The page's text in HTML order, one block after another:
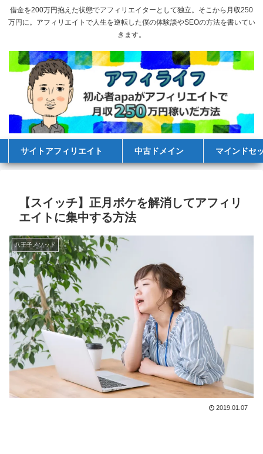
借金を200万円抱えた状態でアフィリエイターとして独立。そこから月収250
万円に。アフィリエイトで人生を逆転した僕の体験談やSEOの方法を書いてい
きます。
サイトアフィリエイト 中古ドメイン マインドセ
【スイッチ】正月ボケを解消してアフィリ
エイトに集中する方法
八王子メソッド
2019.01.07